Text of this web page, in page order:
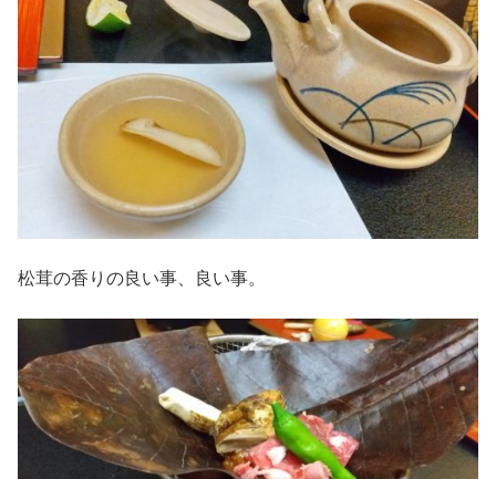
松茸の香りの良い事、良い事。